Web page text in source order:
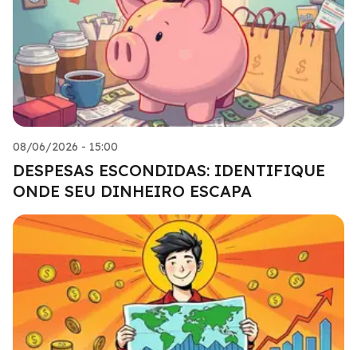
08/06/2026 - 15:00
DESPESAS ESCONDIDAS: IDENTIFIQUE
ONDE SEU DINHEIRO ESCAPA